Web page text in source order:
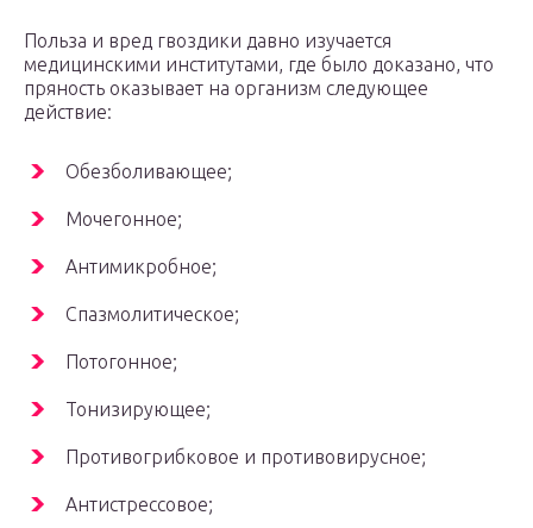
Польза и вред гвоздики давно изучается
медицинскими институтами, где было доказано, что
пряность оказывает на организм следующее
действие:
Обезболивающее;
Мочегонное;
Антимикробное;
Спазмолитическое;
Потогонное;
Тонизирующее;
Противогрибковое и противовирусное;
Антистрессовое;